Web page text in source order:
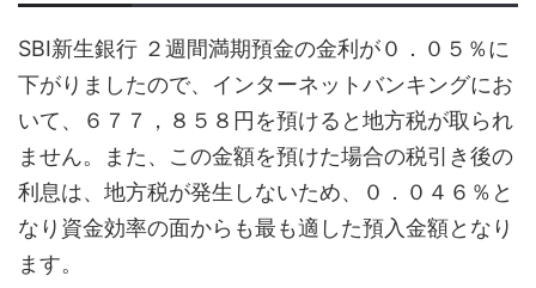
SBI新生銀行 ２週間満期預金の金利が０．０５％に
下がりましたので、インターネットバンキングにお
いて、６７７，８５８円を預けると地方税が取られ
ません。また、この金額を預けた場合の税引き後の
利息は、地方税が発生しないため、０．０４６％と
なり資金効率の面からも最も適した預入金額となり
ます。